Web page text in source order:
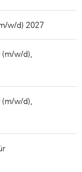
w/d) 2027
w/d),
w/d),